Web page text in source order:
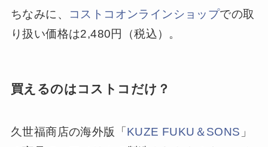
ちなみに、 コストコオンラインショップでの取
り扱い価格は2,480円（税込）。
買えるのはコストコだけ？
久世福商店の海外版「 KUZE FUKU＆SONS 」